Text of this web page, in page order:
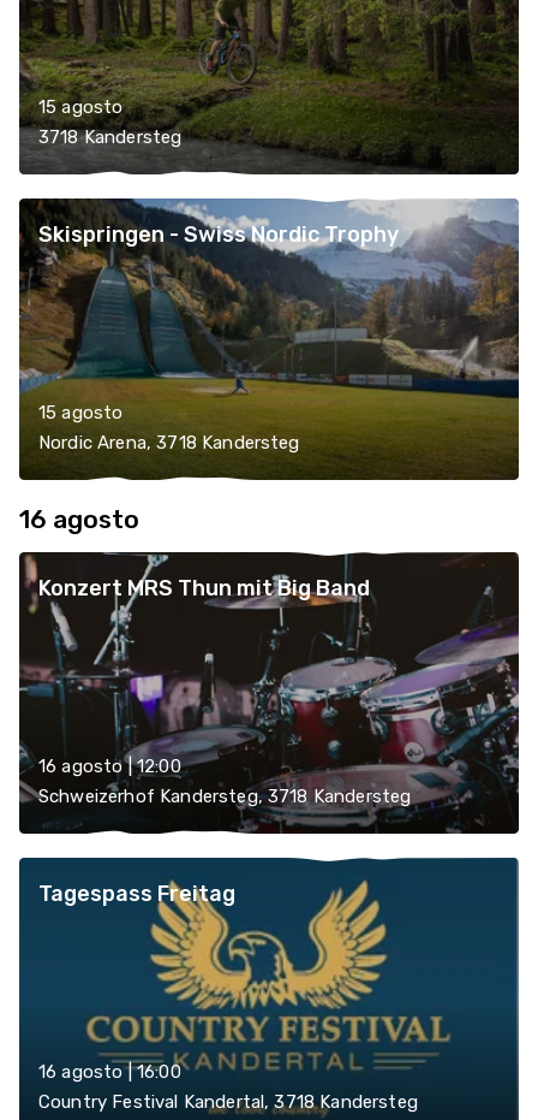
15 agosto
3718 Kandersteg
Skispringen - Swiss Nordic Trophy
15 agosto
Nordic Arena, 3718 Kandersteg
16 agosto
Konzert MRS Thun mit Big Band
16 agosto | 12:00
Schweizerhof Kandersteg, 3718 Kandersteg
Tagespass Freitag
16 agosto | 16:00
Country Festival Kandertal, 3718 Kandersteg